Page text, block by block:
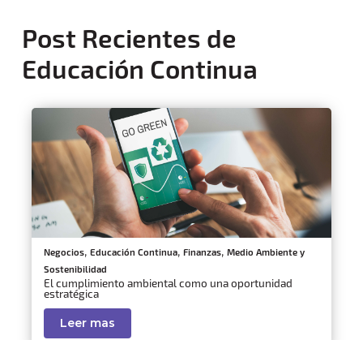
Post Recientes de
Educación Continua
Negocios, Educación Continua, Finanzas, Medio Ambiente y
Sostenibilidad
El cumplimiento ambiental como una oportunidad
estratégica
Leer mas